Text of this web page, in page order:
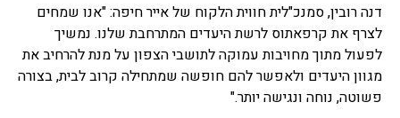
דנה רובין, סמנכ"לית חווית הלקוח של אייר חיפה: "אנו שמחים
לצרף את קרפאתוס לרשת היעדים המתרחבת שלנו. נמשיך
לפעול מתוך מחויבות עמוקה לתושבי הצפון על מנת להרחיב את
מגוון היעדים ולאפשר להם חופשה שמתחילה קרוב לבית, בצורה
פשוטה, נוחה ונגישה יותר."